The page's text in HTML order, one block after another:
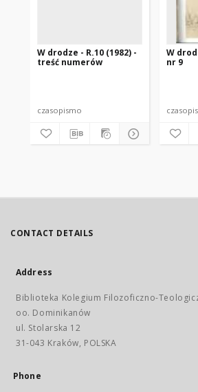
W drodze - R.10 (1982) -
treść numerów
czasopismo
W
nr 9
CONTACT DETAILS
Address
Biblioteka Kolegium Filozoficzno-
oo. Dominikanów
ul. Stolarska 12
31-043 Kraków, POLSKA
Phone